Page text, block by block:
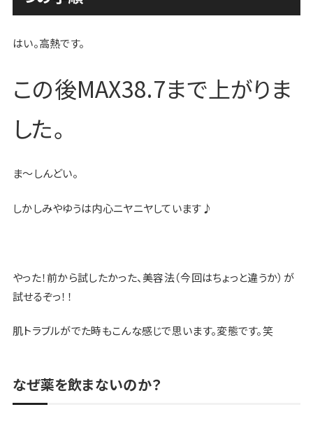
はい。高熱です。
この後MAX38.7まで上がりま
した。
ま〜しんどい。
しかしみやゆうは内心ニヤニヤしています♪
やった！前から試したかった、美容法（今回はちょっと違うか）が
試せるぞっ！！
肌トラブルがでた時もこんな感じで思います。変態です。笑
なぜ薬を飲まないのか？